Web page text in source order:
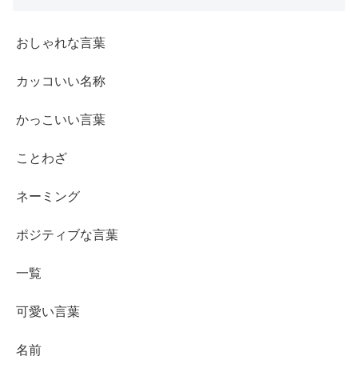
おしゃれな言葉
カッコいい名称
かっこいい言葉
ことわざ
ネーミング
ポジティブな言葉
一覧
可愛い言葉
名前